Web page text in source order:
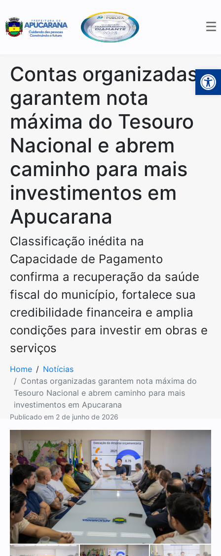
Contas organizadas
garantem nota
máxima do Tesouro
Nacional e abrem
caminho para mais
investimentos em
Apucarana
Classificação inédita na
Capacidade de Pagamento
confirma a recuperação da saúde
fiscal do município, fortalece sua
credibilidade financeira e amplia
condições para investir em obras e
serviços
Home
Notícias
Contas organizadas garantem nota máxima do
Tesouro Nacional e abrem caminho para mais
investimentos em Apucarana
Publicado em 2 de junho de 2026